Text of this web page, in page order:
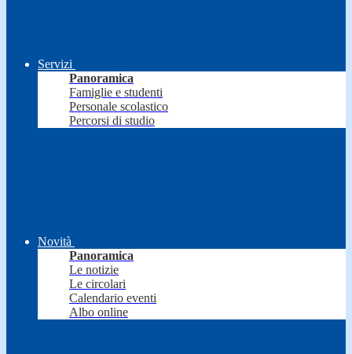
Servizi
Panoramica
Famiglie e studenti
Personale scolastico
Percorsi di studio
Novità
Panoramica
Le notizie
Le circolari
Calendario eventi
Albo online